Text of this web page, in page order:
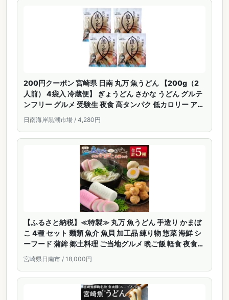
200円クーポン 宮崎県 日南 丸万 魚うどん 【200g（2
人前） 4袋入 冷蔵便】 ぎょうどん さかな うどん グルテ
ンフリー グルメ 受験生 夜食 高タンパク 低カロリー アレ
ルギー 麺類 プレゼント 送料無料 （但し沖縄その他一部
離島は9,800円以上が送料無料）
日南海岸黒潮市場 / 4,280円
【ふるさと納税】≪特製≫ 丸万 魚うどん 手造り かまぼ
こ 4種 セット 麺類 魚介 魚貝 加工品 練り物 惣菜 海鮮 シ
ーフード 蒲鉾 郷土料理 ご当地グルメ 晩ご飯 軽食 夜食
簡単調理 おすすめ 詰め合わせ おかず おつまみ おやつ お
取り寄せ グルメ 宮崎県 日南市 送料無料
宮崎県日南市 / 18,000円